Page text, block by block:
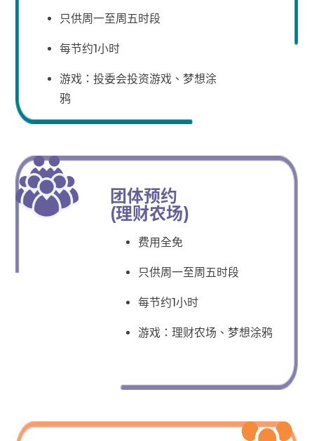
只供周一至周五时段
每节约1小时
游戏：投委会投资游戏、梦想涂
鸦
团体预约
(理财农场)
费用全免
只供周一至周五时段
每节约1小时
游戏：理财农场、梦想涂鸦